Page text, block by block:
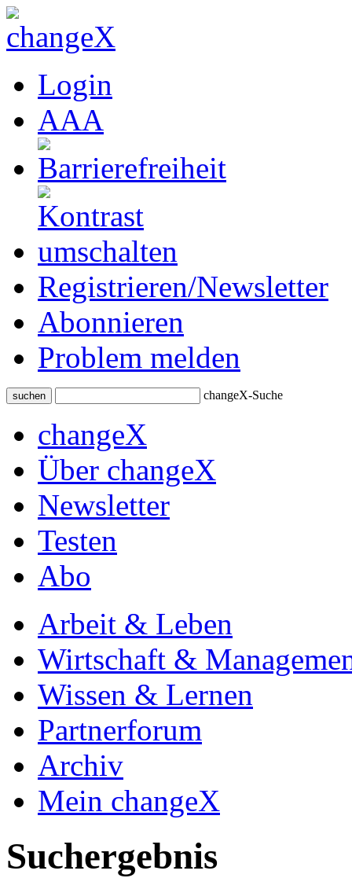
Login
AAA
Registrieren/Newsletter
Abonnieren
Problem melden
suchen changeX-Suche
changeX
Über changeX
Newsletter
Testen
Abo
Arbeit & Leben
Wirtschaft &
Wissen & Lernen
Partnerforum
Archiv
Mein changeX
Suchergebnis